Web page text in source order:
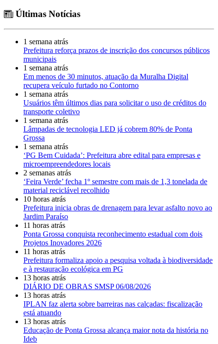
Últimas Notícias
1 semana atrás
Prefeitura reforça prazos de inscrição dos concursos públicos
municipais
1 semana atrás
Em menos de 30 minutos, atuação da Muralha Digital
recupera veículo furtado no Contorno
1 semana atrás
Usuários têm últimos dias para solicitar o uso de créditos do
transporte coletivo
1 semana atrás
Lâmpadas de tecnologia LED já cobrem 80% de Ponta
Grossa
1 semana atrás
‘PG Bem Cuidada’: Prefeitura abre edital para empresas e
microempreendedores locais
2 semanas atrás
‘Feira Verde’ fecha 1º semestre com mais de 1,3 tonelada de
material reciclável recolhido
10 horas atrás
Prefeitura inicia obras de drenagem para levar asfalto novo ao
Jardim Paraíso
11 horas atrás
Ponta Grossa conquista reconhecimento estadual com dois
Projetos Inovadores 2026
11 horas atrás
Prefeitura formaliza apoio a pesquisa voltada à biodiversidade
e à restauração ecológica em PG
13 horas atrás
DIÁRIO DE OBRAS SMSP 06/08/2026
13 horas atrás
IPLAN faz alerta sobre barreiras nas calçadas: fiscalização
está atuando
13 horas atrás
Educação de Ponta Grossa alcança maior nota da história no
Ideb